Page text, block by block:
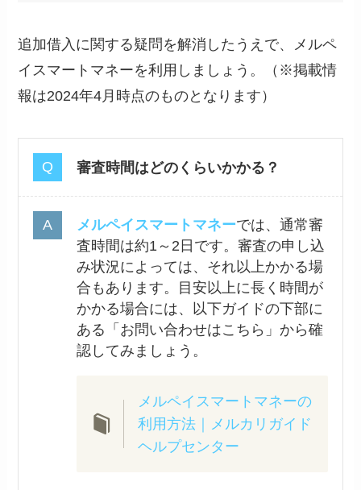
追加借入に関する疑問を解消したうえで、メルペ
イスマートマネーを利用しましょう。（※掲載情
報は2024年4月時点のものとなります）
審査時間はどのくらいかかる？
メルペイスマートマネーでは、通常審
査時間は約1～2日です。審査の申し込
み状況によっては、それ以上かかる場
合もあります。目安以上に長く時間が
かかる場合には、以下ガイドの下部に
ある「お問い合わせはこちら」から確
認してみましょう。
メルペイスマートマネーの
利用方法｜メルカリガイド
ヘルプセンター